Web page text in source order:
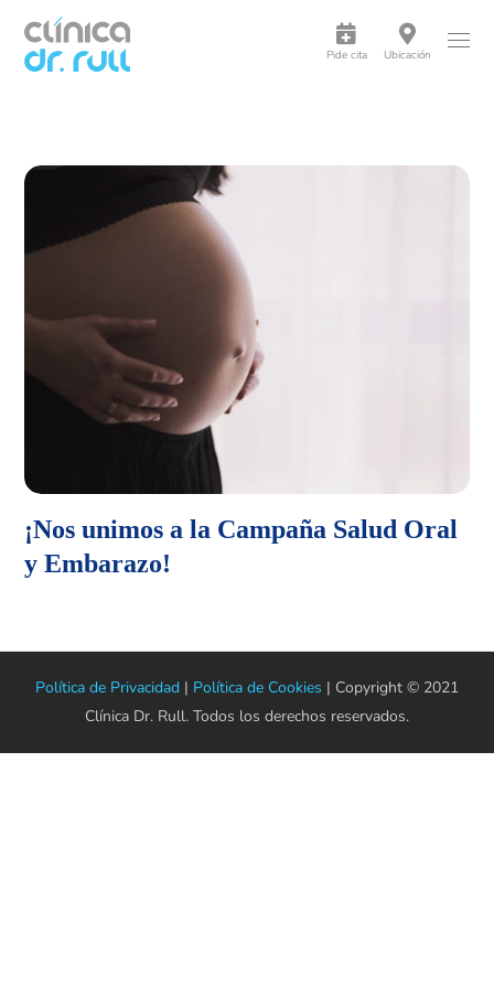
Pide cita Ubicación
¡Nos unimos a la Campaña Salud Oral
y Embarazo!
Política de Privacidad | Política de Cookies | Copyright © 2021
Clínica Dr. Rull. Todos los derechos reservados.